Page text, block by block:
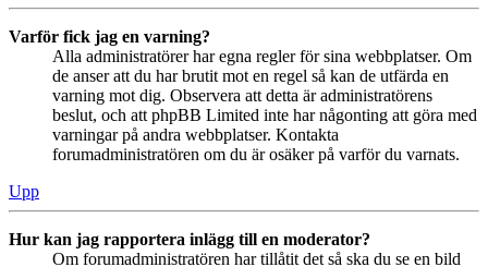
Varför fick jag en varning?
Alla administratörer har egna regler för sina webbplatser. Om
de anser att du har brutit mot en regel så kan de utfärda en
varning mot dig. Observera att detta är administratörens
beslut, och att phpBB Limited inte har någonting att göra med
varningar på andra webbplatser. Kontakta
forumadministratören om du är osäker på varför du varnats.
Upp
Hur kan jag rapportera inlägg till en moderator?
Om forumadministratören har tillåtit det så ska du se en bild